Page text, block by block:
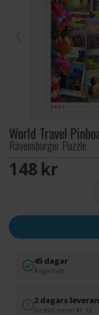
World Travel
Ravensburger Puzzle
148 SEK
45 dagar
Ångerrätt
2 dagars
Beställ innan kl. 12